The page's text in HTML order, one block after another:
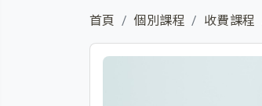
首頁 個別課程 收費課程